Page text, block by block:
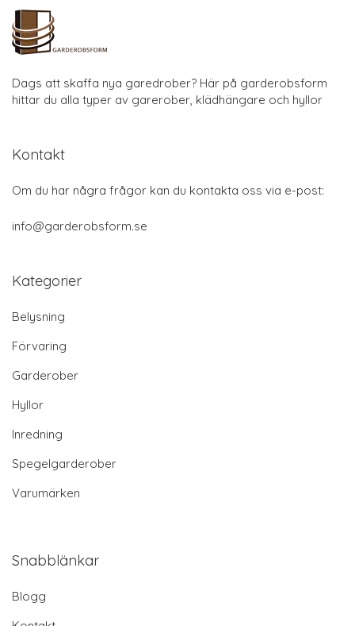
Dags att skaffa nya garedrober? Här på garderobsform
hittar du alla typer av garerober, klädhängare och hyllor
Kontakt
Om du har några frågor kan du kontakta oss via e-post:
info@garderobsform.se
Kategorier
Belysning
Förvaring
Garderober
Hyllor
Inredning
Spegelgarderober
Varumärken
Snabblänkar
Blogg